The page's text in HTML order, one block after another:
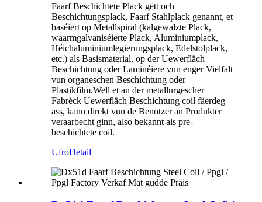
Faarf Beschichtete Plack gëtt och
Beschichtungsplack, Faarf Stahlplack genannt, et
baséiert op Metallspiral (kalgewalzte Plack,
waarmgalvaniséierte Plack, Aluminiumplack,
Héichaluminiumlegierungsplack, Edelstolplack,
etc.) als Basismaterial, op der Uewerfläch
Beschichtung oder Laminéiere vun enger Vielfalt
vun organeschen Beschichtung oder
Plastikfilm.Well et an der metallurgescher
Fabréck Uewerfläch Beschichtung coil fäerdeg
ass, kann direkt vun de Benotzer an Produkter
veraarbecht ginn, also bekannt als pre-
beschichtete coil.
UfroDetail